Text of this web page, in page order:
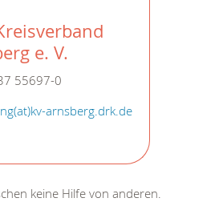
e. V.
55697-0
arnsberg.drk.de
keine Hilfe von anderen.